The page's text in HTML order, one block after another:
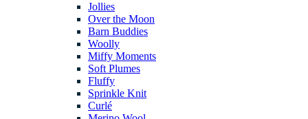
Jollies
Over the Moon
Barn Buddies
Woolly
Miffy Moments
Soft Plumes
Fluffy
Sprinkle Knit
Curlé